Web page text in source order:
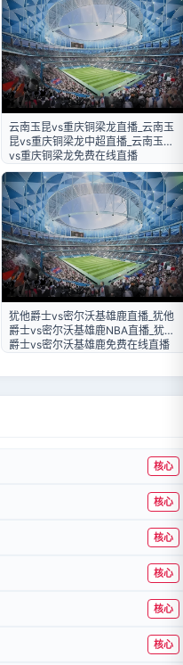
云南玉昆vs重庆铜梁龙直播_云南玉
昆vs重庆铜梁龙中超直播_云南玉昆
vs重庆铜梁龙免费在线直播
犹他爵士vs密尔沃基雄鹿直播_犹他
爵士vs密尔沃基雄鹿NBA直播_犹他
爵士vs密尔沃基雄鹿免费在线直播
核心
核心
核心
核心
核心
核心